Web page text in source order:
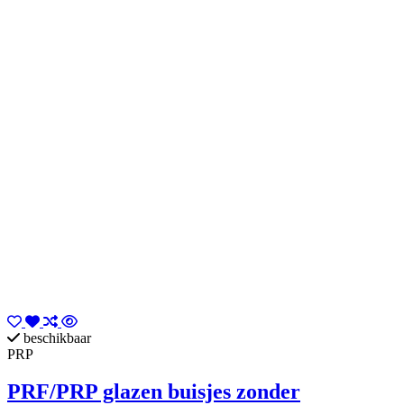
beschikbaar
PRP
PRF/PRP glazen buisjes zonder